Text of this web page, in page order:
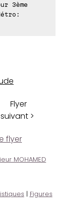
3ème
Flyer
suivant >
flyer
MOHAMED
| Figures